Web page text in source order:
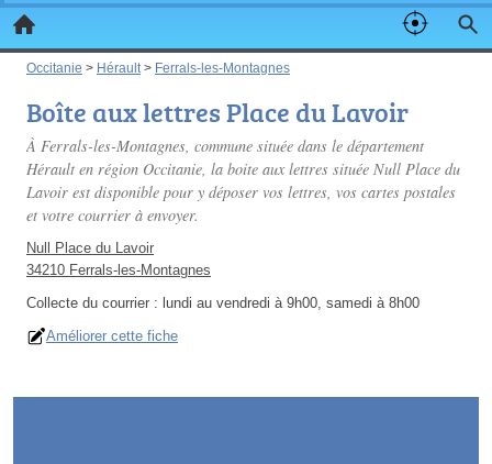
Occitanie > Hérault > Ferrals-les-Montagnes
Boîte aux lettres Place du Lavoir
À Ferrals-les-Montagnes, commune située dans le département
Hérault en région Occitanie, la boite aux lettres située Null Place du
Lavoir est disponible pour y déposer vos lettres, vos cartes postales
et votre courrier à envoyer.
Null Place du Lavoir
34210 Ferrals-les-Montagnes
Collecte du courrier : lundi au vendredi à 9h00, samedi à 8h00
Améliorer cette fiche